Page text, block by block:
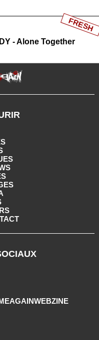
- Alone Together
FRESH